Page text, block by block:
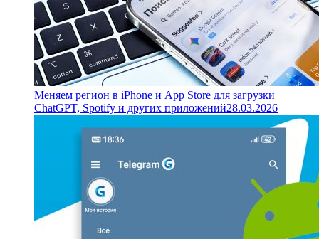
Меняем регион в iPhone и App Store для загрузки
ChatGPT, Spotify и других приложений28.03.2026